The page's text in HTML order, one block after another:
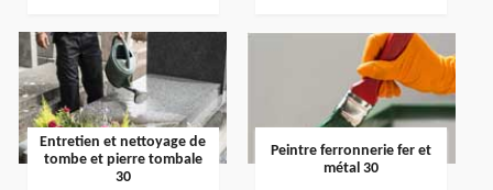
Entretien et nettoyage de
tombe et pierre tombale
30
Peintre ferronnerie fer et
métal 30